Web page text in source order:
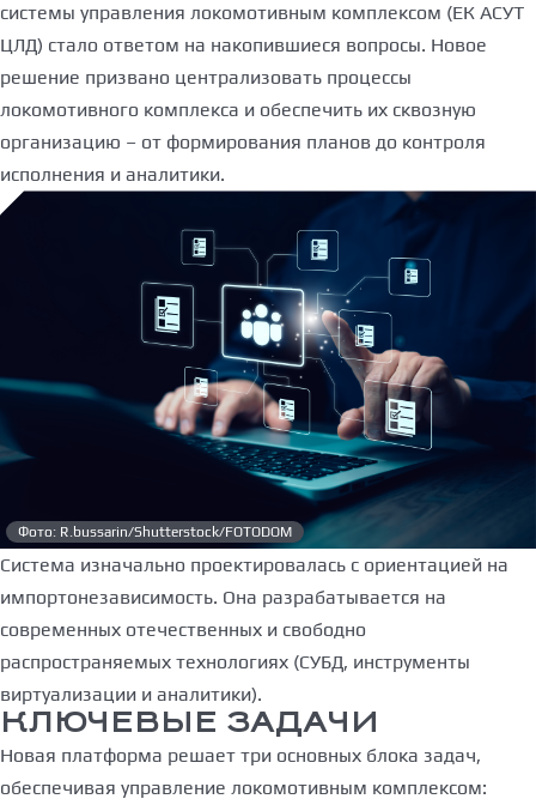
системы управления локомотивным комплексом (ЕК АСУТ
ЦЛД) стало ответом на накопившиеся вопросы. Новое
решение призвано централизовать процессы
локомотивного комплекса и обеспечить их сквозную
организацию – от формирования планов до контроля
исполнения и аналитики.
Фото: R.bussarin/Shutterstock/FOTODOM
Система изначально проектировалась с ориентацией на
импортонезависимость. Она разрабатывается на
современных отечественных и свободно
распространяемых технологиях (СУБД, инструменты
виртуализации и аналитики).
КЛЮЧЕВЫЕ ЗАДАЧИ
Новая платформа решает три основных блока задач,
обеспечивая управление локомотивным комплексом: